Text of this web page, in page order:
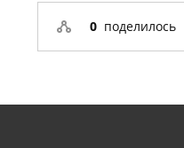
0 поделилось